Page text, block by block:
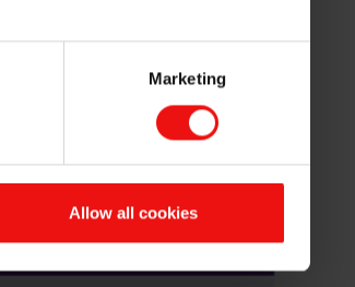
Marketing
Allow all cookies